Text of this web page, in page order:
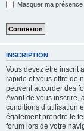
Masquer ma
INSCRIPTION
Vous devez être inscrit
rapide et vous offre de
peuvent accorder des
Avant de vous inscrire,
conditions d’utilisation
également prendre le
forum lors de votre